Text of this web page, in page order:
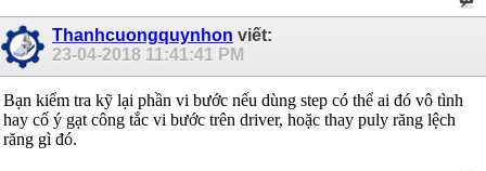
Thanhcuongquynhon viết:
23-04-2018 11:41:41 PM
Bạn kiểm tra kỹ lại phần vi bước nếu dùng step có thể ai đó vô tình
hay cố ý gạt công tắc vi bước trên driver, hoặc thay puly răng lệch
răng gì đó.